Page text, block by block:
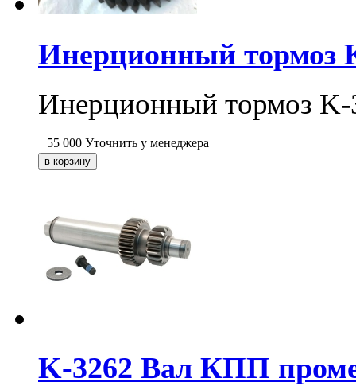
Инерционный тормоз
Инерционный тормоз K-
55 000 Уточнить у менеджера
K-3262 Вал КПП